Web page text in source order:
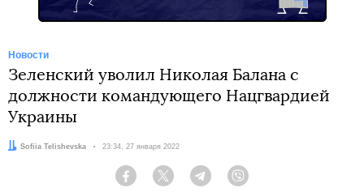
Новости
Зеленский уволил Николая Балана с
должности командующего Нацгвардией
Украины
Автор:
Sofiia Telishevska Дата:
23:34, 27 января 2022
Facebook Twitter Telegram